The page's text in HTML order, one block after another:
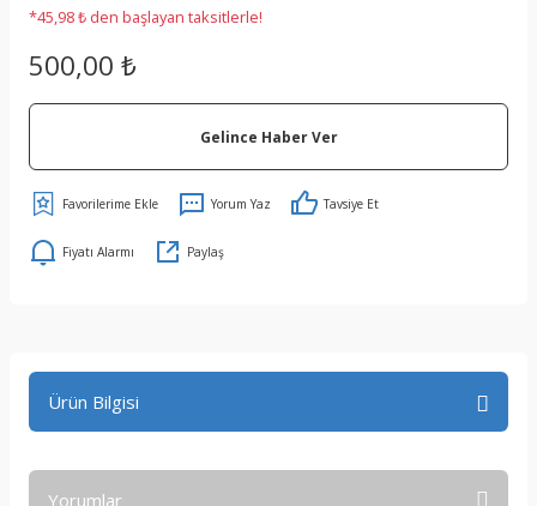
*45,98 ₺ den başlayan taksitlerle!
500,00 ₺
Gelince Haber Ver
Yorum Yaz Tavsiye Et
Fiyatı Alarmı Paylaş
Ürün Bilgisi
Yorumlar